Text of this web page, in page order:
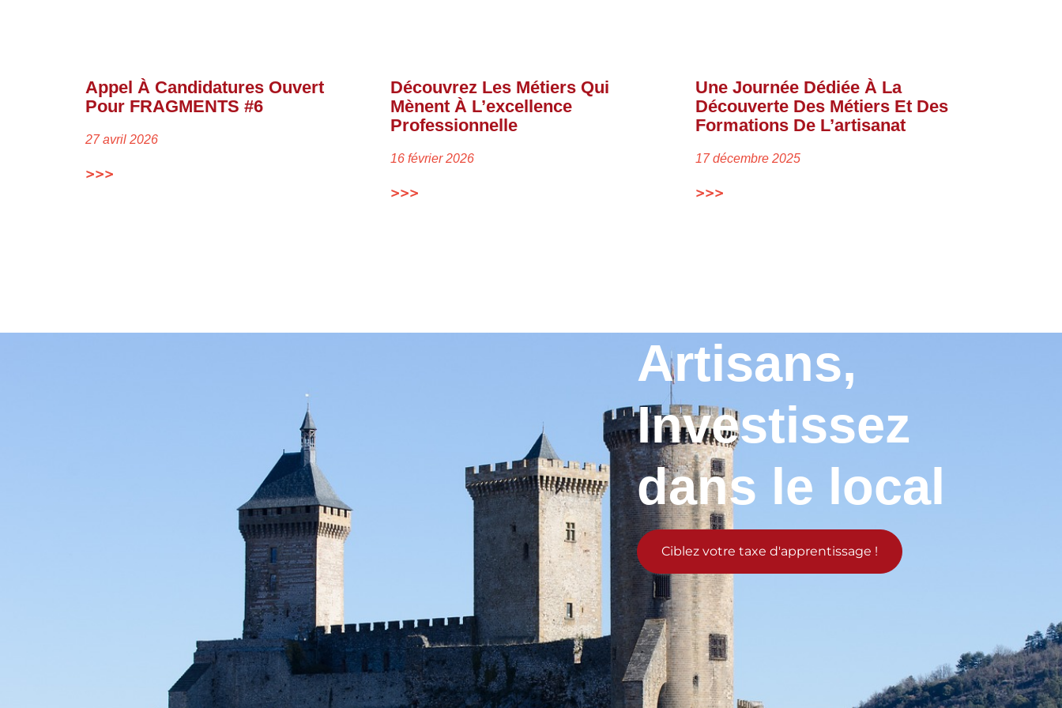
Appel À Candidatures Ouvert
Pour FRAGMENTS #6
27 avril 2026
>>>
Découvrez Les Métiers Qui
Mènent À L’excellence
Professionnelle
16 février 2026
>>>
Une Journée Dédiée À La
Découverte Des Métiers Et Des
Formations De L’artisanat
17 décembre 2025
>>>
Artisans,
Investissez
dans le local
Ciblez votre taxe d'apprentissage !